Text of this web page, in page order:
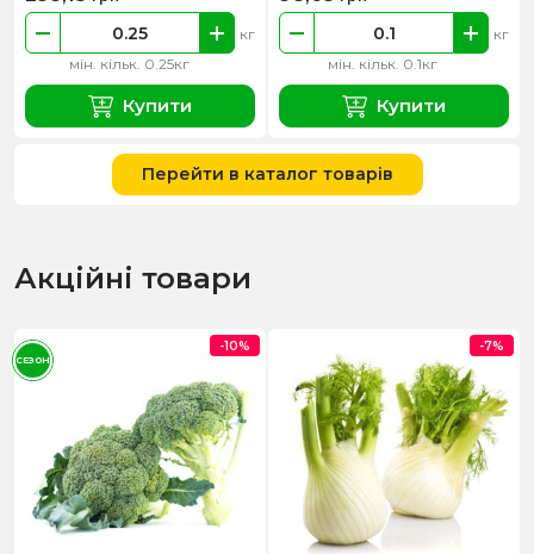
мін. кільк. 0.25кг
кг
Купити
мін. кільк. 0.1кг
кг
Купити
Перейти в каталог товарів
Акційні товари
-10%
СЕЗОН
-7%